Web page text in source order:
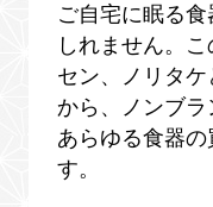
ご自宅に眠る
しれません。
セン、ノリタ
から、ノンブラ
あらゆる食器
す。